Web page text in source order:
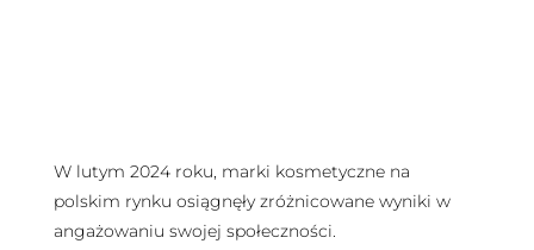
W lutym 2024 roku, marki kosmetyczne na
polskim rynku osiągnęły zróżnicowane wyniki w
angażowaniu swojej społeczności.